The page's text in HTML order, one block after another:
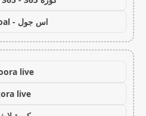
اس جول - AS Goal
live
live